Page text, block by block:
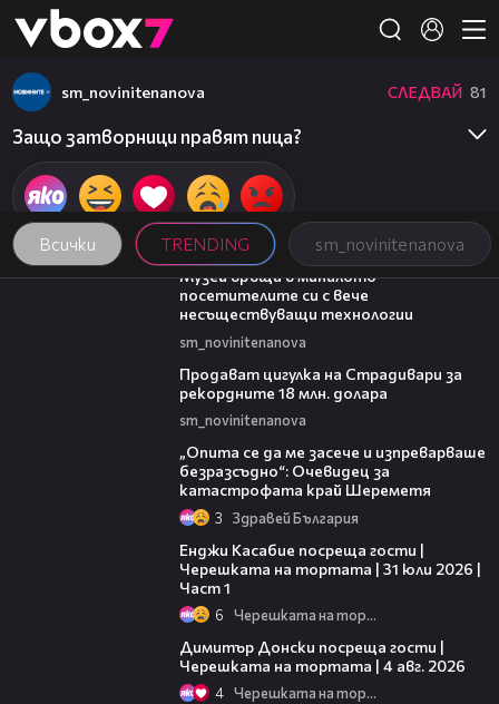
👾
Всички TRENDING sm_novinitenanova
sm_novinitenanova СЛЕДВАЙ 81
Защо затворници правят пица?
01:15
Музей връща в миналото
посетителите си с вече
несъществуващи технологии
sm_novinitenanova
Продават цигулка на Страдивари за
рекордните 18 млн. долара
sm_novinitenanova
„Опита се да ме засече и изпреварваше
безразсъдно“: Очевидец за
катастрофата край Шереметя
3 Здравей България
Енджи Касабие посреща гости |
Черешката на тортата | 31 юли 2026 |
Част 1
6 Черешката на тортата
Димитър Донски посреща гости |
Черешката на тортата | 4 авг. 2026
4 Черешката на тортата